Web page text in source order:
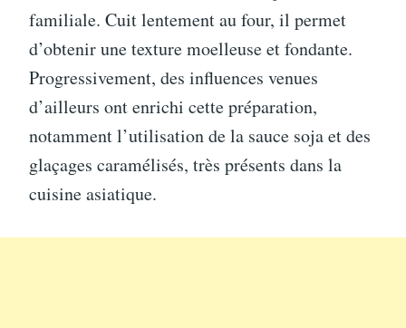
familiale. Cuit lentement au four, il permet
d’obtenir une texture moelleuse et fondante.
Progressivement, des influences venues
d’ailleurs ont enrichi cette préparation,
notamment l’utilisation de la sauce soja et des
glaçages caramélisés, très présents dans la
cuisine asiatique.